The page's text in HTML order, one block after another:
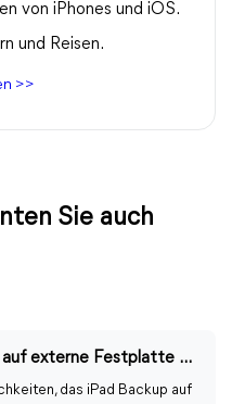
von iPhones und iOS.
und Reisen.
>>
Sie auch
5 Möglichkeiten: iPad Backup auf externe Festplatte erstellen
das iPad Backup auf